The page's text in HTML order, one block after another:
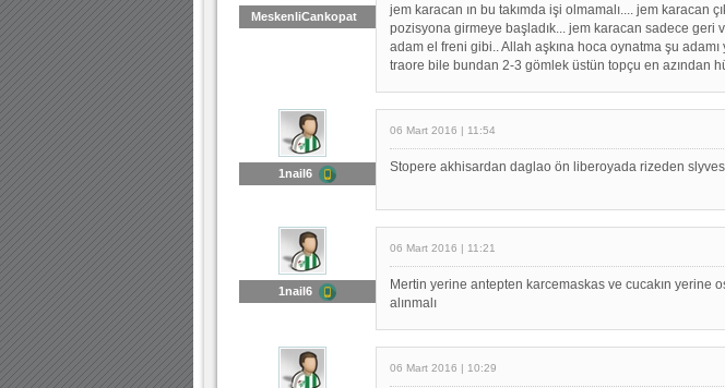
MeskenliCankopat
jem karacan ın bu takımda işi olmamalı.... jem karacan
pozisyona girmeye başladık... jem karacan sadece geri
adam el freni gibi.. Allah aşkına hoca oynatma şu
traore bile bundan 2-3 gömlek üstün topçu en azından
1nail6
06 Mart 2016 | 11:54
Stopere akhisardan daglao ön liberoyada rizeden
1nail6
06 Mart 2016 | 11:21
Mertin yerine antepten karcemaskas ve cucakın yerine
alınmalı
06 Mart 2016 | 10:29